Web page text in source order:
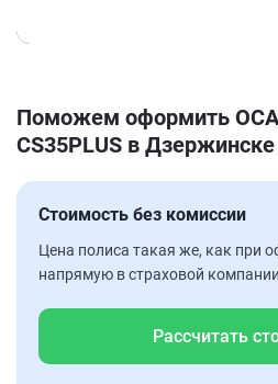
Поможем оформить
CS35PLUS в Дзержинске
Стоимость без комиссии
Цена полиса такая же, как при
напрямую в страховой
Рассчитать